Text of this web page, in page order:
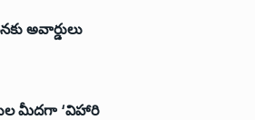
అవార్డులు
మీదగా ‘విహారి